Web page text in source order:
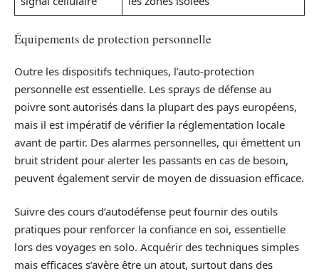
Équipements de protection personnelle
Outre les dispositifs techniques, l’auto-protection
personnelle est essentielle. Les sprays de défense au
poivre sont autorisés dans la plupart des pays européens,
mais il est impératif de vérifier la réglementation locale
avant de partir. Des alarmes personnelles, qui émettent un
bruit strident pour alerter les passants en cas de besoin,
peuvent également servir de moyen de dissuasion efficace.
Suivre des cours d’autodéfense peut fournir des outils
pratiques pour renforcer la confiance en soi, essentielle
lors des voyages en solo. Acquérir des techniques simples
mais efficaces s’avère être un atout, surtout dans des